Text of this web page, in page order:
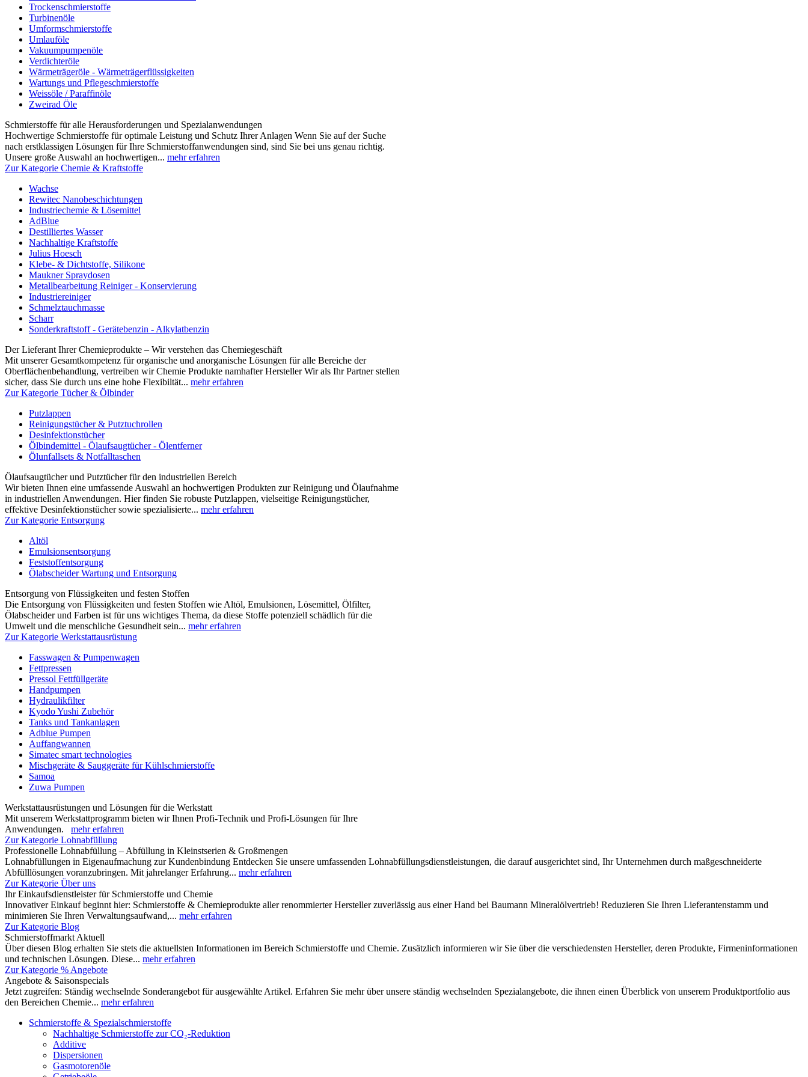
Trockenschmierstoffe
Turbinenöle
Umformschmierstoffe
Umlauföle
Vakuumpumpenöle
Verdichteröle
Wärmeträgeröle - Wärmeträgerflüssigkeiten
Wartungs und Pflegeschmierstoffe
Weissöle / Paraffinöle
Zweirad Öle
Schmierstoffe für alle Herausforderungen und Spezialanwendungen
Hochwertige Schmierstoffe für optimale Leistung und Schutz Ihrer Anlagen Wenn Sie auf der Suche
nach erstklassigen Lösungen für Ihre Schmierstoffanwendungen sind, sind Sie bei uns genau richtig.
Unsere große Auswahl an hochwertigen... mehr erfahren
Zur Kategorie Chemie & Kraftstoffe
Wachse
Rewitec Nanobeschichtungen
Industriechemie & Lösemittel
AdBlue
Destilliertes Wasser
Nachhaltige Kraftstoffe
Julius Hoesch
Klebe- & Dichtstoffe, Silikone
Maukner Spraydosen
Metallbearbeitung Reiniger - Konservierung
Industriereiniger
Schmelztauchmasse
Scharr
Sonderkraftstoff - Gerätebenzin - Alkylatbenzin
Der Lieferant Ihrer Chemieprodukte – Wir verstehen das Chemiegeschäft
Mit unserer Gesamtkompetenz für organische und anorganische Lösungen für alle Bereiche der
Oberflächenbehandlung, vertreiben wir Chemie Produkte namhafter Hersteller Wir als Ihr Partner stellen
sicher, dass Sie durch uns eine hohe Flexibiltät... mehr erfahren
Zur Kategorie Tücher & Ölbinder
Putzlappen
Reinigungstücher & Putztuchrollen
Desinfektionstücher
Ölbindemittel - Ölaufsaugtücher - Ölentferner
Ölunfallsets & Notfalltaschen
Ölaufsaugtücher und Putztücher für den industriellen Bereich
Wir bieten Ihnen eine umfassende Auswahl an hochwertigen Produkten zur Reinigung und Ölaufnahme
in industriellen Anwendungen. Hier finden Sie robuste Putzlappen, vielseitige Reinigungstücher,
effektive Desinfektionstücher sowie spezialisierte... mehr erfahren
Zur Kategorie Entsorgung
Altöl
Emulsionsentsorgung
Feststoffentsorgung
Ölabscheider Wartung und Entsorgung
Entsorgung von Flüssigkeiten und festen Stoffen
Die Entsorgung von Flüssigkeiten und festen Stoffen wie Altöl, Emulsionen, Lösemittel, Ölfilter,
Ölabscheider und Farben ist für uns wichtiges Thema, da diese Stoffe potenziell schädlich für die
Umwelt und die menschliche Gesundheit sein... mehr erfahren
Zur Kategorie Werkstattausrüstung
Fasswagen & Pumpenwagen
Fettpressen
Pressol Fettfüllgeräte
Handpumpen
Hydraulikfilter
Kyodo Yushi Zubehör
Tanks und Tankanlagen
Adblue Pumpen
Auffangwannen
Simatec smart technologies
Mischgeräte & Sauggeräte für Kühlschmierstoffe
Samoa
Zuwa Pumpen
Werkstattausrüstungen und Lösungen für die Werkstatt
Mit unserem Werkstattprogramm bieten wir Ihnen Profi-Technik und Profi-Lösungen für Ihre
Anwendungen. mehr erfahren
Zur Kategorie Lohnabfüllung
Professionelle Lohnabfüllung – Abfüllung in Kleinstserien & Großmengen
Lohnabfüllungen in Eigenaufmachung zur Kundenbindung Entdecken Sie unsere umfassenden Lohnabfüllungsdienstleistungen, die darauf ausgerichtet sind, Ihr Unternehmen durch maßgeschneiderte
Abfülllösungen voranzubringen. Mit jahrelanger Erfahrung... mehr erfahren
Zur Kategorie Über uns
Ihr Einkaufsdienstleister für Schmierstoffe und Chemie
Innovativer Einkauf beginnt hier: Schmierstoffe & Chemieprodukte aller renommierter Hersteller zuverlässig aus einer Hand bei Baumann Mineralölvertrieb! Reduzieren Sie Ihren Lieferantenstamm und
minimieren Sie Ihren Verwaltungsaufwand,... mehr erfahren
Zur Kategorie Blog
Schmierstoffmarkt Aktuell
Über diesen Blog erhalten Sie stets die aktuellsten Informationen im Bereich Schmierstoffe und Chemie. Zusätzlich informieren wir Sie über die verschiedensten Hersteller, deren Produkte, Firmeninformationen
und technischen Lösungen. Diese... mehr erfahren
Zur Kategorie % Angebote
Angebote & Saisonspecials
Jetzt zugreifen: Ständig wechselnde Sonderangebot für ausgewählte Artikel. Erfahren Sie mehr über unsere ständig wechselnden Spezialangebote, die ihnen einen Überblick von unserem Produktportfolio aus
den Bereichen Chemie... mehr erfahren
Schmierstoffe & Spezialschmierstoffe
Nachhaltige Schmierstoffe zur CO₂-Reduktion
Additive
Dispersionen
Gasmotorenöle